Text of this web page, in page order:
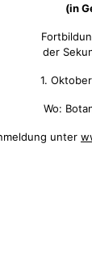
(in
der
1.
Wo:
unter